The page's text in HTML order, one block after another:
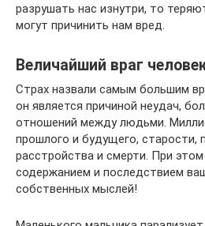
разрушать нас изнутри, то
могут причинить нам вред.
Величайший враг
Страх назвали самым большим
он является причиной неудач,
отношений между людьми.
прошлого и будущего, старости,
расстройства и смерти. При
содержанием и последствием
собственных мыслей!